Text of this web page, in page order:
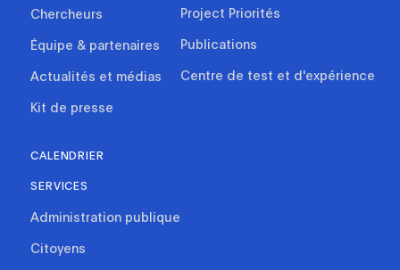
Chercheurs
Équipe & partenaires
Actualités et médias
Kit de presse
Project Priorités
Publications
Centre de test et d'expérience
CALENDRIER
SERVICES
Administration publique
Citoyens